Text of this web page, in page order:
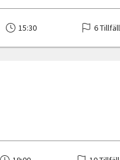
15:30 6